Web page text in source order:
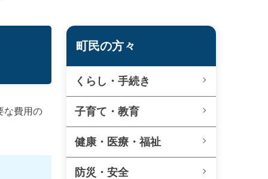
な費用の
町民の方々
くらし・手続き
子育て・教育
健康・医療・福祉
防災・安全